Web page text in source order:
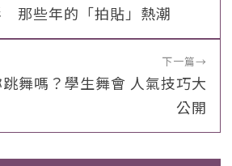
那些年的「拍貼」熱潮
下一篇→
舞嗎？學生舞會 人氣技巧大
公開